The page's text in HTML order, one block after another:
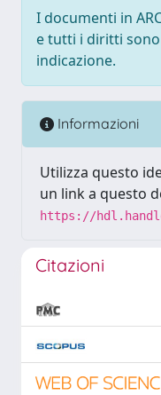
I documenti in
e tutti i diritti
indicazione.
Informazioni
Utilizza questo
un link a questo
https://
Citazioni